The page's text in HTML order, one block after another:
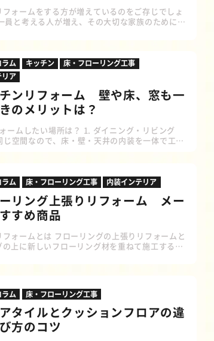
ォームをする方が増えているのをご存じでしょ
員と考える人が増え、その大切な家族のために快
や機能性のある衣類・おもちゃも充実してお
すための環境づくりに大きな関心が持たれていま
ラム キッチン
床・フローリング工事
リア
チンリフォーム 壁や床、窓も一
のメリットは？
ームしたい場所は？ 1. ダイニング・リビング
空間なので、床・壁・天井の内装を一体で工事
リフォームとセットで内装クロスのリフォーム
。 3. 配管(給水・排水・ガス) キッチンの位
ム 床・フローリング工事 内装インテリア
ーリング上張りリフォーム メー
すめ商品
ォームとは フローリングの上張りリフォームと
上に新しいフローリング材を重ねて施工するリ
の張り替えより早く終わることが多い。 費用が抑
工程が不要になるため、コストが軽減される。
ム 床・フローリング工事
タイルとクッションフロアの違
方のコツ